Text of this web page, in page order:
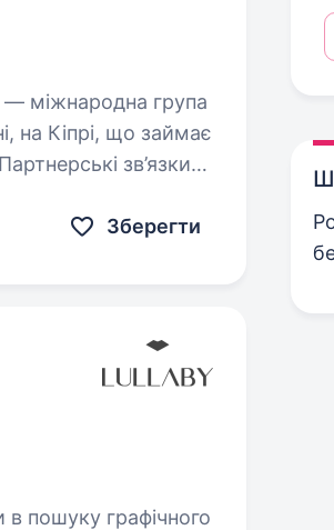
на Кіпрі, що займає
зв’язки
Зберегти